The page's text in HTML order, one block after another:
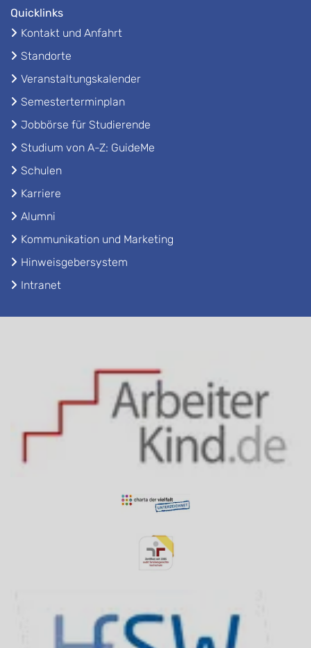
Quicklinks
Kontakt und Anfahrt
Standorte
Veranstaltungskalender
Semesterterminplan
Jobbörse für Studierende
Studium von A-Z: GuideMe
Schulen
Karriere
Alumni
Kommunikation und Marketing
Hinweisgebersystem
Intranet